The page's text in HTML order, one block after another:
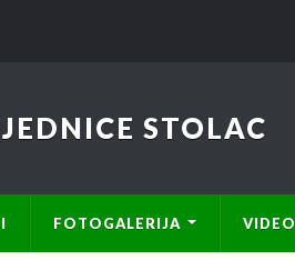
STOLAC
FOTOGALERIJA VIDEO